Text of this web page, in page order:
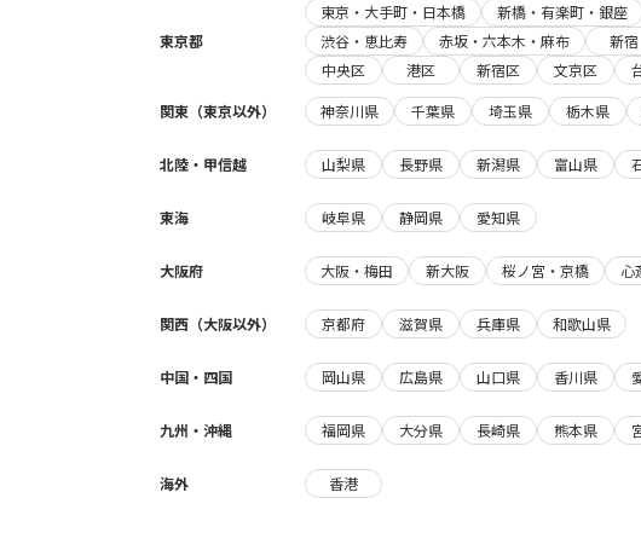
東京都
東京・大手町・日本橋 新橋・有楽町・銀座
渋谷・恵比寿
赤坂・六本木・麻布 新宿
中央区
港区 新宿区 文京区
関東（東京以外）
神奈川県 千葉県 埼玉県 栃木県
北陸・甲信越 山梨県 長野県 新潟県 富山県
東海 岐阜県 静岡県 愛知県
大阪府 大阪・梅田 新大阪 桜ノ宮・京橋 心
関西（大阪以外） 京都府 滋賀県 兵庫県 和歌山県
中国・四国 岡山県 広島県 山口県 香川県
九州・沖縄 福岡県 大分県 長崎県 熊本県
海外 香港